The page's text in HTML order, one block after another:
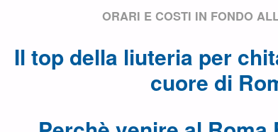
ORARI E COSTI IN FONDO
Il top della liuteria per
cuore di